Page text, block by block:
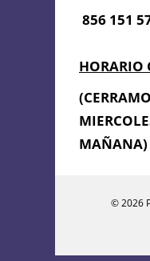
856 151
HORARIO
MAÑANA)
© 2026